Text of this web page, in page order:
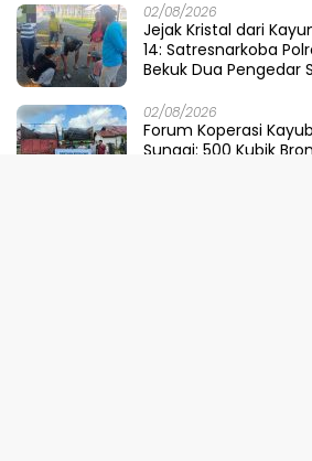
02/08/2026
Jejak Kristal dari
14: Satresnarkoba
Bekuk Dua Pengedar
02/08/2026
Forum Koperasi
Sungai: 500 Kubik